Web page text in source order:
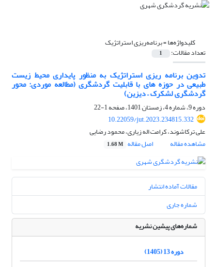
کلیدواژه‌ها =برنامه‌ریزی استراتژیک
تعداد مقالات: 1
تدوین برنامه ریزی استراتژیک به منظور پایداری محیط زیست
طبیعی در حوزه های با قابلیت گردشگری (مطالعه موردی: محور
گردشگری لشکرک – دیزین)
دوره 9، شماره 4، زمستان 1401، صفحه
1-22
10.22059/jut.2023.234815.332
علی ترکاشوند، کرامت اله زیاری، محمود رضایی
مشاهده مقاله
اصل مقاله 1.68 M
مقالات آماده انتشار
شماره جاری
شماره‌های پیشین نشریه
دوره 13 (1405)